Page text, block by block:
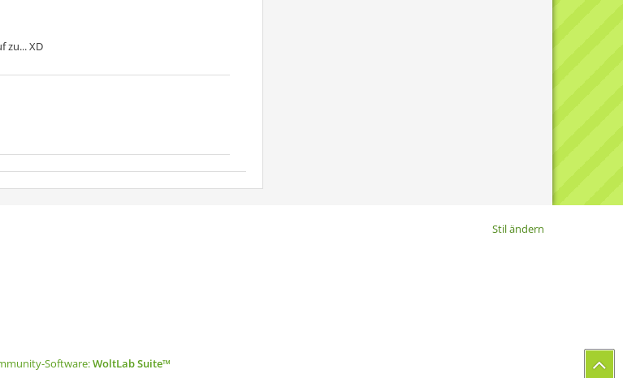
zu... XD
Stil ändern
Software:WoltLab Suite™